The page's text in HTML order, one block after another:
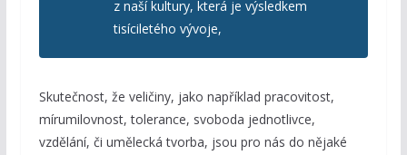
z naší kultury, která je výsledkem
tisíciletého vývoje,
Skutečnost, že veličiny, jako například pracovitost,
mírumilovnost, tolerance, svoboda jednotlivce,
vzdělání, či umělecká tvorba, jsou pro nás do nějaké